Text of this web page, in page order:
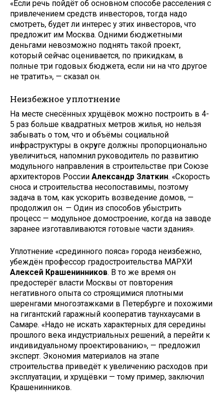
«Если речь пойдёт об основном способе расселения с
привлечением средств инвесторов, тогда надо
смотреть, будет ли интерес у этих инвесторов, что
предложит им Москва. Одними бюджетными
деньгами невозможно поднять такой проект,
который сейчас оценивается, по прикидкам, в
полные три годовых бюджета, если ни на что другое
не тратить», — сказал он.
Неизбежное уплотнение
На месте снесённых хрущёвок можно построить в 4-
5 раз больше квадратных метров жилья, но нельзя
забывать о том, что и объёмы социальной
инфраструктуры в округе должны пропорционально
увеличиться, напомнил руководитель по развитию
модульного направления в строительстве при Союзе
архитекторов России Александр Златкин. «Скорость
сноса и строительства несопоставимы, поэтому
задача в том, как ускорить возведение домов, —
продолжил он. — Один из способов убыстрить
процесс — модульное домостроение, когда на заводе
заранее изготавливаются готовые части здания».
Уплотнение «срединного пояса» города неизбежно,
убеждён профессор градостроительства МАРХИ
Алексей Крашенинников. В то же время он
предостерёг власти Москвы от повторения
негативного опыта со строящимися плотными
шеренгами многоэтажками в Петербурге и похожими
на гигантский гаражный кооператив таунхаусами в
Самаре. «Надо не искать характерных для середины
прошлого века индустриальных решений, а перейти к
индивидуальному проектированию», — предложил
эксперт. Экономия материалов на этапе
строительства приведёт к увеличению расходов при
эксплуатации, и хрущёвки — тому пример, заключил
Крашенинников.